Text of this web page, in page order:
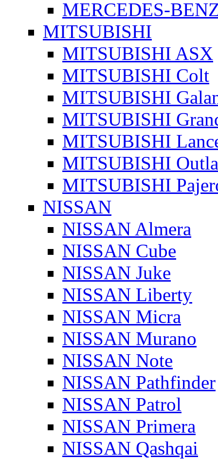
MERCEDES-
MITSUBISHI
MITSUBISHI ASX
MITSUBISHI Colt
MITSUBISHI
MITSUBISHI
MITSUBISHI
MITSUBISHI
MITSUBISHI
NISSAN
NISSAN Almera
NISSAN Cube
NISSAN Juke
NISSAN Liberty
NISSAN Micra
NISSAN Murano
NISSAN Note
NISSAN Pathfinder
NISSAN Patrol
NISSAN Primera
NISSAN Qashqai